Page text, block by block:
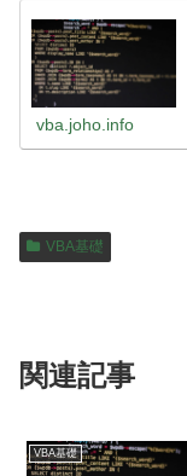
vba.joho.info
VBA基礎
関連記事
VBA基礎